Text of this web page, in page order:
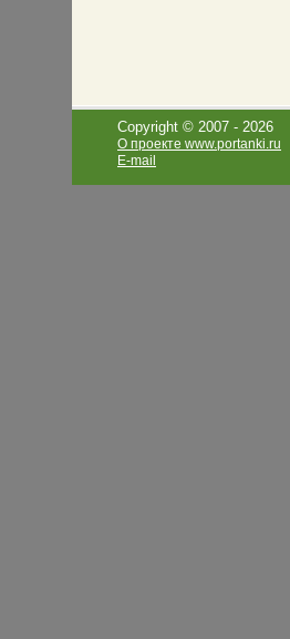
Copyright © 2007 - 2026
О проекте www.portanki.ru
E-mail